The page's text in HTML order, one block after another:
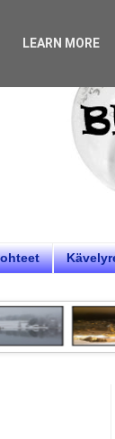
LEARN MORE